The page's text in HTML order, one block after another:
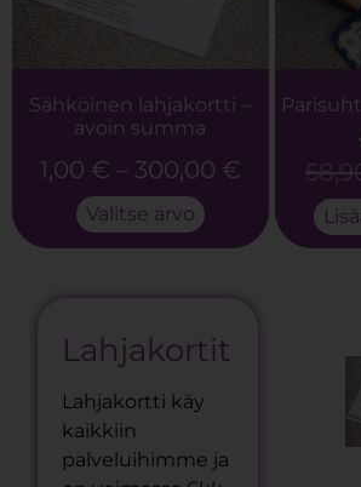
Sähköinen lahjakortti –
avoin summa
1,00 € – 300,00 €
Valitse arvo
Lahjakortit
Lahjakortti käy
kaikkiin
palveluihimme ja